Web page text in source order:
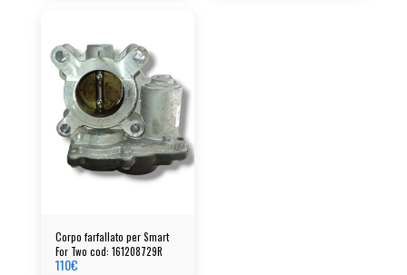
Corpo farfallato per Smart
For Two cod: 161208729R
110€